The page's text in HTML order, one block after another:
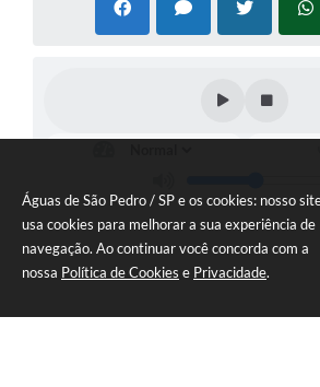
Águas de São Pedro / SP e os cookies: nosso
usa cookies para melhorar a sua experiência de
navegação. Ao continuar você concorda com a
nossa Política de Cookies e Privacidade.